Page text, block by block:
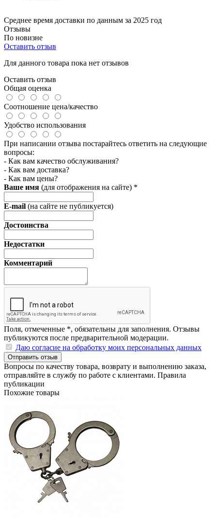
Среднее время доставки по данным за 2025 год
Отзывы
По новизне
Оставить отзыв
Для данного товара пока нет отзывов
Оставить отзыв
Общая оценка
Соотношение цена/качество
Удобство использования
При написании отзыва постарайтесь ответить на следующие
вопросы:
- Как вам качество обслуживания?
- Как вам доставка?
- Как вам цены?
Ваше имя (для отображения на сайте) *
E-mail (на сайте не публикуется)
Достоинства
Недостатки
Комментарий
Поля, отмеченные *, обязательны для заполнения. Отзывы
публикуются после предварительной модерации.
Даю согласие на обработку моих персональных данных
Отправить отзыв
Вопросы по качеству товара, возврату и выполнению заказа,
отправляйте в службу по работе с клиентами. Правила
публикации
Похожие товары